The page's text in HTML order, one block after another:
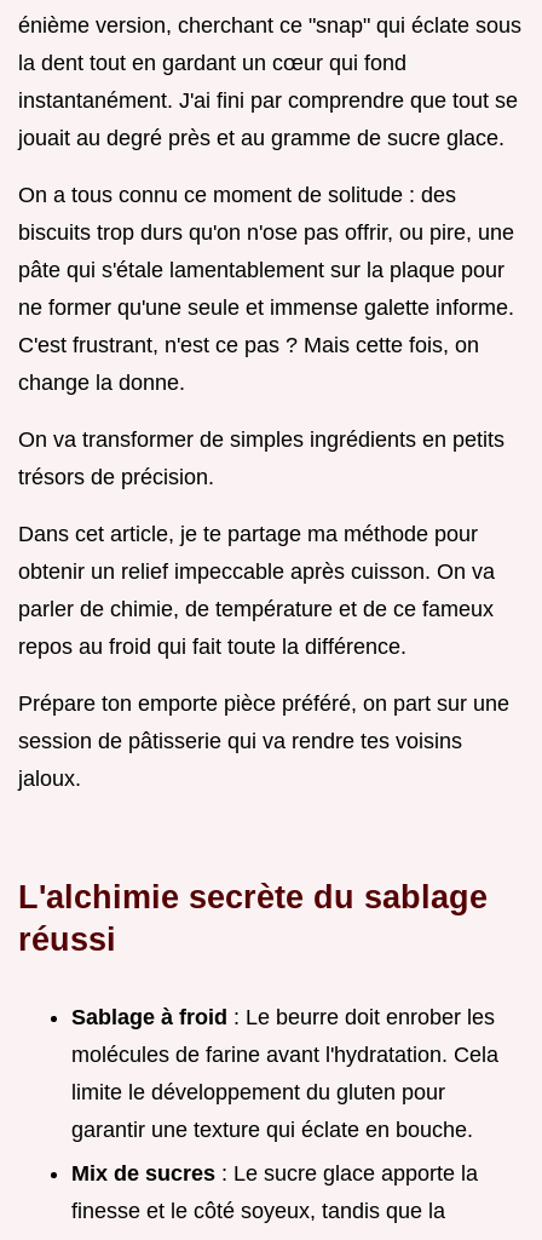
énième version, cherchant ce "snap" qui éclate sous
la dent tout en gardant un cœur qui fond
instantanément. J'ai fini par comprendre que tout se
jouait au degré près et au gramme de sucre glace.
On a tous connu ce moment de solitude : des
biscuits trop durs qu'on n'ose pas offrir, ou pire, une
pâte qui s'étale lamentablement sur la plaque pour
ne former qu'une seule et immense galette informe.
C'est frustrant, n'est ce pas ? Mais cette fois, on
change la donne.
On va transformer de simples ingrédients en petits
trésors de précision.
Dans cet article, je te partage ma méthode pour
obtenir un relief impeccable après cuisson. On va
parler de chimie, de température et de ce fameux
repos au froid qui fait toute la différence.
Prépare ton emporte pièce préféré, on part sur une
session de pâtisserie qui va rendre tes voisins
jaloux.
L'alchimie secrète du sablage
réussi
Sablage à froid : Le beurre doit enrober les
molécules de farine avant l'hydratation. Cela
limite le développement du gluten pour
garantir une texture qui éclate en bouche.
Mix de sucres : Le sucre glace apporte la
finesse et le côté soyeux, tandis que la